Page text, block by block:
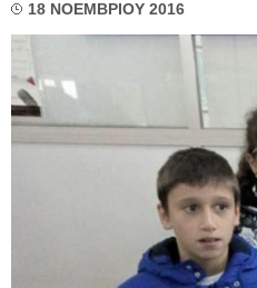
18 ΝΟΕΜΒΡΙΟΥ 2016